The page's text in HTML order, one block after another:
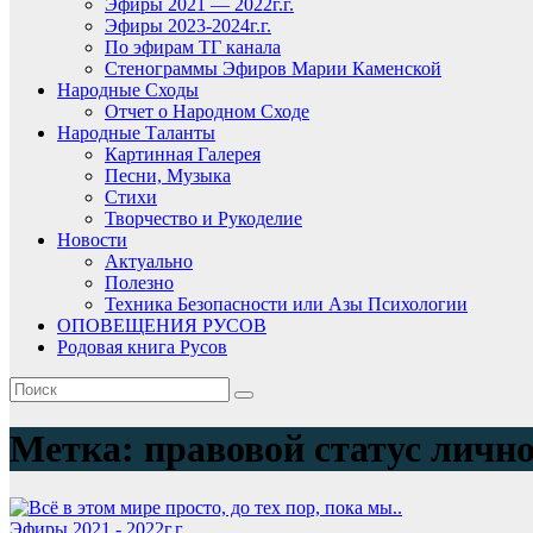
Эфиры 2021 — 2022г.г.
Эфиры 2023-2024г.г.
По эфирам ТГ канала
Стенограммы Эфиров Марии Каменской
Народные Сходы
Отчет о Народном Сходе
Народные Таланты
Картинная Галерея
Песни, Музыка
Стихи
Творчество и Рукоделие
Новости
Актуально
Полезно
Техника Безопасности или Азы Психологии
ОПОВЕЩЕНИЯ РУСОВ
Родовая книга Русов
Метка: правовой статус
Эфиры 2021 - 2022г.г.